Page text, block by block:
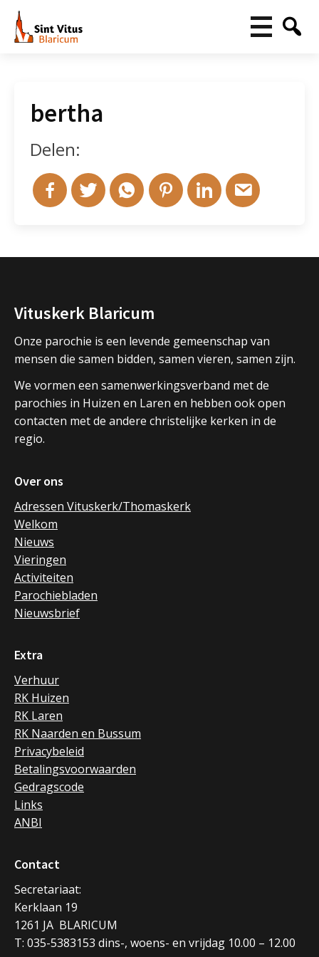
bertha
Delen:
Vituskerk Blaricum
Onze parochie is een levende gemeenschap van
mensen die samen bidden, samen vieren, samen zijn.
We vormen een samenwerkingsverband met de
parochies in Huizen en Laren en hebben ook open
contacten met de andere christelijke kerken in de
regio.
Over ons
Adressen Vituskerk/Thomaskerk
Welkom
Nieuws
Vieringen
Activiteiten
Parochiebladen
Nieuwsbrief
Extra
Verhuur
RK Huizen
RK Laren
RK Naarden en Bussum
Privacybeleid
Betalingsvoorwaarden
Gedragscode
Links
ANBI
Contact
Secretariaat:
Kerklaan 19
1261 JA BLARICUM
T: 035-5383153 dins-, woens- en vrijdag 10.00 – 12.00